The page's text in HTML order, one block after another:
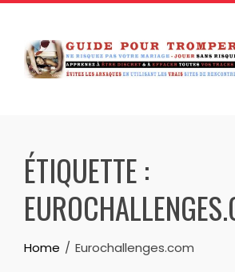
Skip
content
ÉTIQUETTE :
Home Eurochallenges.com